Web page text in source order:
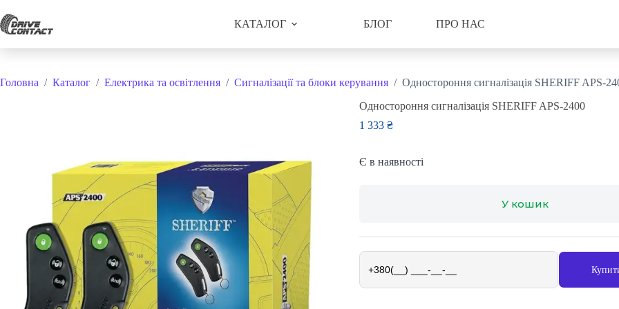
до
вмісту
КАТАЛОГ БЛОГ ПРО НАС
Головна / Каталог / Електрика та освітлення / Сигналізації та блоки керування / Одностороння сигналізація SHERIFF APS-
Одностороння сигналізація SHERIFF APS-2400
1 333 ₴
Є в наявності
У кошик